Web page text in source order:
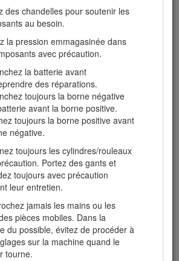
des chandelles pour soutenir les
au besoin.
la pression emmagasinée dans
avec précaution.
la batterie avant
des réparations.
toujours la borne négative
avant la borne positive.
toujours la borne positive avant
négative.
toujours les cylindres/rouleaux
Portez des gants et
toujours avec précaution
leur entretien.
jamais les mains ou les
pièces mobiles. Dans la
du possible, évitez de procéder à
sur la machine quand le
tourne.
pas de virage serrés. Faites
marche arrière avec prudence.
vous utilisez la machine sur une
toujours tous les plateaux de
faire demi-tour sur les pentes. Si
pouvez pas faire autrement,
lentement et progressivement, de
vers le bas.
de prudence lorsque la machine
d'accessoires, car ceux-ci
en modifier la stabilité. Suivez les
de ceManuel de
relatives à l'utilisation de la
sur les pentes.
remisage